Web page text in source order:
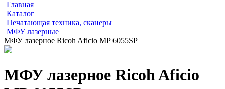
Главная
Каталог
Печатающая техника, сканеры
МФУ лазерные
МФУ лазерное Ricoh Aficio MP 6055SP
МФУ лазерное Ricoh Aficio